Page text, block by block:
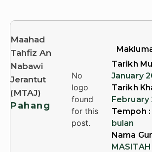
Maahad
Tahfiz An
Nabawi
Jerantut
(MTAJ)
Pahang
No
logo
found
for this
post.
Tarikh
January
Tarikh
February
Tempoh
bulan
Nama